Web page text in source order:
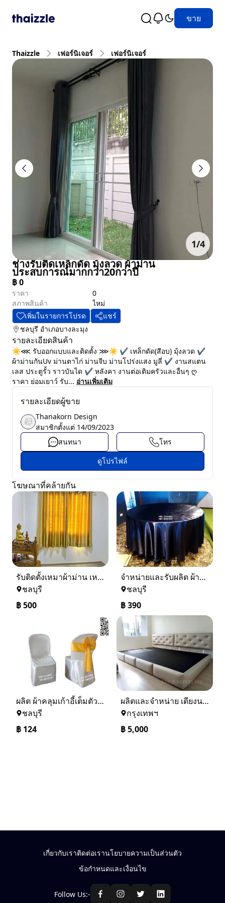
ขาย
Thaizzle เฟอร์นิเจอร์ เฟอร์นิเจอร์
1/4
ช่างรับติดเหล็กดัด มุ้งลวด ผ้าม่าน
ประสบการณ์มากกว่า20กว่าปี
฿0
ราคา
0
สภาพสินค้า
ไหม่
เพิ่มในรายการโปรด
แชร์
ชลบุรี อำเภอบางละมุง
รายละเอียดสินค้า
☀⋘ รับออกแบบและติดตั้ง ⋙☀ ✔️ เหล็กดัด(สีอบ) มุ้งลวด ✔️
ผ้าม่านกันUv ม่านตาไก่ ม่านจีบ ม่านโปร่งแสง มูลี่ ✔️ งานสแตน
เลส ประตูรั้ว ราวบันได ✔️ หลังคา งานต่อเติมครัวและอื่นๆ ღ
ราคา ย่อมเยาว์ รับ... อ่านเพิ่มเติม
รายละเอียดผู้ขาย
Thanakorn Design
สมาชิกตั้งแต่ 14/09/2023
สนทนา
โทร
ดูโปรไฟล์
โฆษณาที่คล้ายกัน
รับติดตั้งเหมาผ้าม่าน เหล็กดัดมุ้งลวด หลังคา รั้วและอื่นๆ
ชลบุรี
฿500
จำหน่ายและรับผลิต ผ้าปูโต๊ะกลม ผ้าปูโต๊ะจีน ผ้าปูโต๊ะอาหาร ผ้าปูโต๊ะกลมพีวีซี ผ้าปูโต๊ะพลาสติก ผ้าปูโต๊ะลายลูกไม้ 086-3214082 ส่งทั่วประเทศ
ชลบุรี
฿390
ผลิต ผ้าคลุมเก้าอี้เต็มตัว ผ้าคลุมเก้าอี้ประชุม ผ้าคลุมเก้าอี้จัดเลี้ยง ผ้าคลุมเก้าอี้โรงแรม ปลอกเก้าอี้ โทร 086-3214082
ชลบุรี
฿ 124
ผลิตและจำหน่าย เตียงนอน เตียง 3.5 ฟุต ที่นอน 5 ฟุต ที่นอน 6 ฟุต ที่ DEEROOM
กรุงเทพฯ
฿5,000
เกี่ยวกับเราติดต่อเรานโยบายความเป็นส่วนตัว
ข้อกำหนดและเงื่อนไข
Follow Us:-